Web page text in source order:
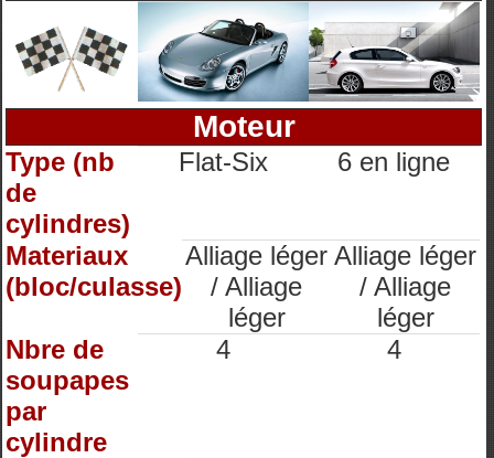
Moteur
Type (nb
de
cylindres)
Flat-Six 6 en ligne
Materiaux
(bloc/culasse)
Alliage léger
/ Alliage
léger
Alliage léger
/ Alliage
léger
Nbre de
soupapes
par
cylindre
4 4